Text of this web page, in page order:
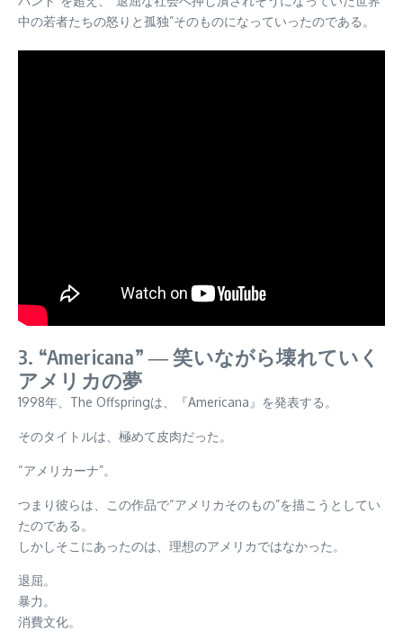
中の若者たちの怒りと孤独”そのものになっていったのである。
3. “Americana” ― 笑いながら壊れていく
アメリカの夢
1998年、The Offspringは、『Americana』を発表する。
そのタイトルは、極めて皮肉だった。
“アメリカーナ”。
つまり彼らは、この作品で“アメリカそのもの”を描こうとしてい
たのである。
しかしそこにあったのは、理想のアメリカではなかった。
退屈。
暴力。
消費文化。